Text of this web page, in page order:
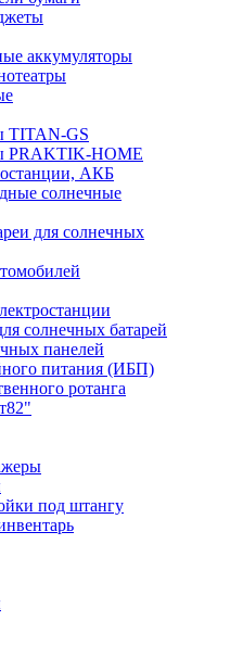
аккумуляторы
TITAN-GS
PRAKTIK-HOME
АКБ
солнечные
для солнечных
солнечных батарей
панелей
питания (ИБП)
ротанга
под штангу